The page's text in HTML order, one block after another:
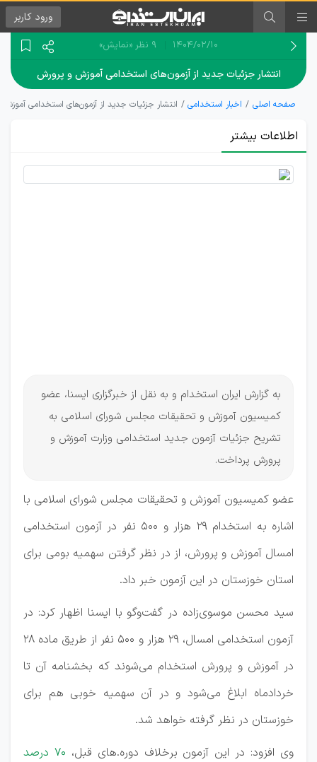
ورود کاربر
۱۴۰۴/۰۲/۱۰ 9 نظر «نمایش»
انتشار جزئیات جدید از آزمون‌های استخدامی آموزش و پرورش
صفحه اصلی اخبار استخدامی انتشار جزئیات جدید از آزمون‌های استخدامی
اطلاعات بیشتر
ابلاغ
به گزارش ایران استخدام و به نقل از خبرگزاری ایسنا، عضو
کمیسیون آموزش و تحقیقات مجلس شورای اسلامی به
تشریح جزئیات آزمون جدید استخدامی وزارت آموزش و
پرورش پرداخت.
عضو کمیسیون آموزش و تحقیقات مجلس شورای اسلامی با
اشاره به استخدام ۲۹ هزار و ۵۰۰ نفر در آزمون استخدامی
امسال آموزش و پرورش، از در نظر گرفتن سهمیه بومی برای
استان خوزستان در این آزمون خبر داد.
سید محسن موسوی‌زاده در گفت‌وگو با ایسنا اظهار کرد: در
آزمون استخدامی امسال، ۲۹ هزار و ۵۰۰ نفر از طریق ماده ۲۸
در آموزش و پرورش استخدام می‌شوند که بخشنامه آن تا
خردادماه ابلاغ می‌شود و در آن سهمیه خوبی هم برای
خوزستان در نظر گرفته خواهد شد.
وی افزود: در این آزمون برخلاف دوره.های قبل،
۷۰ درصد